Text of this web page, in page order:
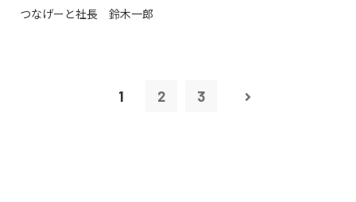
つなげーと社長 鈴木一郎
1 2 3